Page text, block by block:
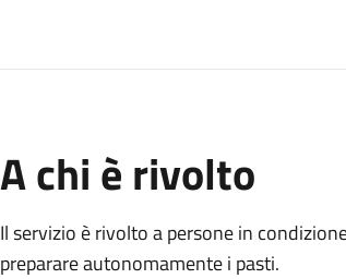
A chi è rivolto
Il servizio è rivolto a persone in
preparare autonomamente i pasti.